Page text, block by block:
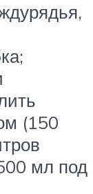
(150
мл под